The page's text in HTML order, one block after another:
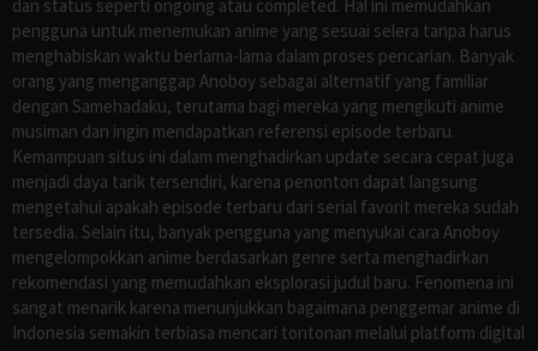
dan status seperti ongoing atau completed. Hal ini memudahkan
pengguna untuk menemukan anime yang sesuai selera tanpa harus
menghabiskan waktu berlama-lama dalam proses pencarian. Banyak
orang yang menganggap Anoboy sebagai alternatif yang familiar
dengan Samehadaku, terutama bagi mereka yang mengikuti anime
musiman dan ingin mendapatkan referensi episode terbaru.
Kemampuan situs ini dalam menghadirkan update secara cepat juga
menjadi daya tarik tersendiri, karena penonton dapat langsung
mengetahui apakah episode terbaru dari serial favorit mereka sudah
tersedia. Selain itu, banyak pengguna yang menyukai cara Anoboy
mengelompokkan anime berdasarkan genre serta menghadirkan
rekomendasi yang memudahkan eksplorasi judul baru. Fenomena ini
sangat menarik karena menunjukkan bagaimana penggemar anime di
Indonesia semakin terbiasa mencari tontonan melalui platform digital